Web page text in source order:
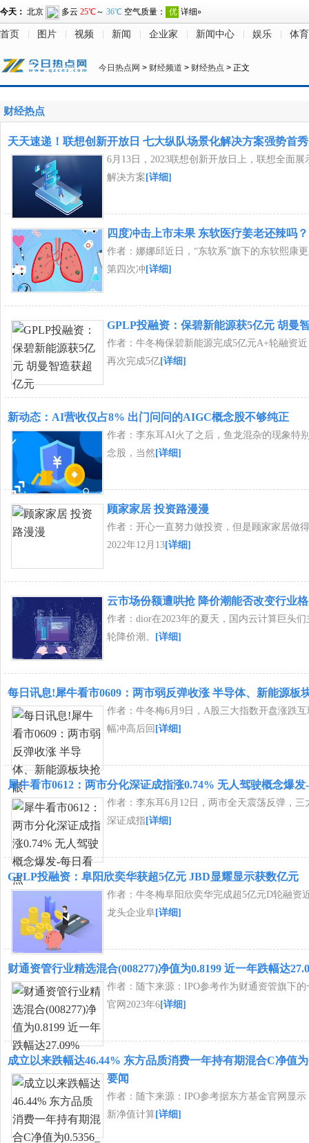
首页 图片 视频 新闻 企业家 新闻中心 娱乐 体育
今日热点网 > 财经频道 > 财经热点 > 正文
财经热点
天天速递！联想创新开放日 七大纵队场景化解决方案强势首秀
6月13日，2023联想创新开放日上，联想全面
解决方案 [详细]
四度冲击上市未果 东软医疗姜老还辣吗？
作者：娜娜邱近日，“东软系”旗下的东软熙康
第四次冲 [详细]
GPLP投融资：保碧新能源获5亿元 胡曼
作者：牛冬梅保碧新能源完成5亿元A+轮融资
再次完成5亿[详细]
新动态：AI营收仅占8% 出门问问的AIGC概念股不够纯正
作者：李东耳AI火了之后，鱼龙混杂的现象特
念股，当然 [详细]
顾家家居 投资路漫漫
作者：开心一直努力做投资，但是顾家家居做
2022年12月13[详细]
云市场份额遭哄抢 降价潮能否改变行业
作者：dior在2023年的夏天，国内云计算巨头
轮降价潮。
[详细]
每日讯息!犀牛看市0609：两市弱反弹收涨 半导体、新能源板
作者：牛冬梅6月9日，A股三大指数开盘涨跌
幅冲高后回 [详细]
犀牛看市0612：两市分化深证成指涨0.74% 无人驾驶概念爆发
作者：李东耳6月12日，两市全天震荡反弹，三
深证成指 [详细]
GPLP投融资：阜阳欣奕华获超5亿元 JBD显耀显示获数亿元
作者：牛冬梅阜阳欣奕华完成超5亿元D轮融资
龙头企业阜[详细]
财通资管行业精选混合(008277)净值为0.8199 近一年跌幅达
作者：随卞来源：IPO参考作为财通资管旗下
官网2023年6[详细]
成立以来跌幅达46.44% 东方品质消费一年持有期混合C净值为
要闻
作者：随卞来源：IPO参考据东方基金官网显示
新净值计算[详细]